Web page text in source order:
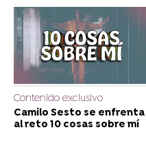
Contenido exclusivo
Camilo Sesto se enfrenta
al reto 10 cosas sobre mí